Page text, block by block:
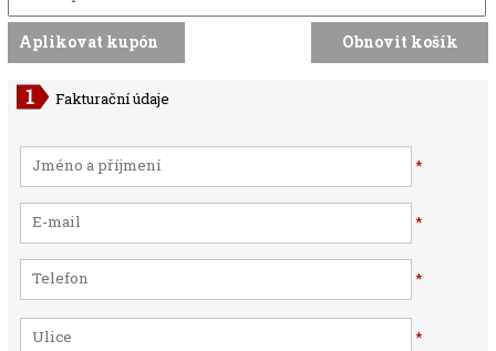
Fakturační údaje
*
*
*
*